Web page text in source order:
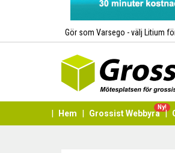
Gör som Varsego - välj Litium
Hem Grossist Webbyrå
Ny!